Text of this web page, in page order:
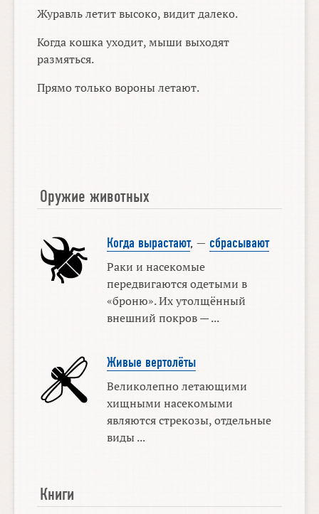
Журавль летит высоко, видит далеко.
Когда кошка уходит, мыши выходят
размяться.
Прямо только вороны летают.
Оружие животных
Когда вырастают, — сбрасывают
Раки и насекомые
передвигаются одетыми в
«броню». Их утолщённый
внешний покров — ...
Живые вертолёты
Великолепно летающими
хищными насекомыми
являются стрекозы, отдельные
виды ...
Книги